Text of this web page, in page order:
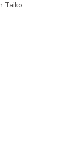
Taiko